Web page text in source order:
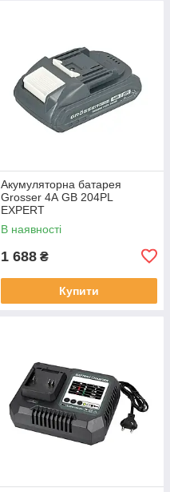
Акумуляторна батарея
Grosser 4А GB 204PL
EXPERT
В наявності
1 688 ₴
Купити